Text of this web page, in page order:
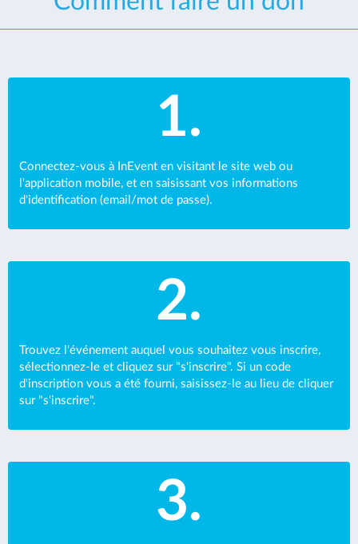
1.
Connectez-vous à InEvent en visitant le site web ou
l'application mobile, et en saisissant vos informations
d'identification (email/mot de passe).
2.
Trouvez l'événement auquel vous souhaitez vous inscrire,
sélectionnez-le et cliquez sur "s'inscrire". Si un code
d'inscription vous a été fourni, saisissez-le au lieu de cliquer
sur "s'inscrire".
3.